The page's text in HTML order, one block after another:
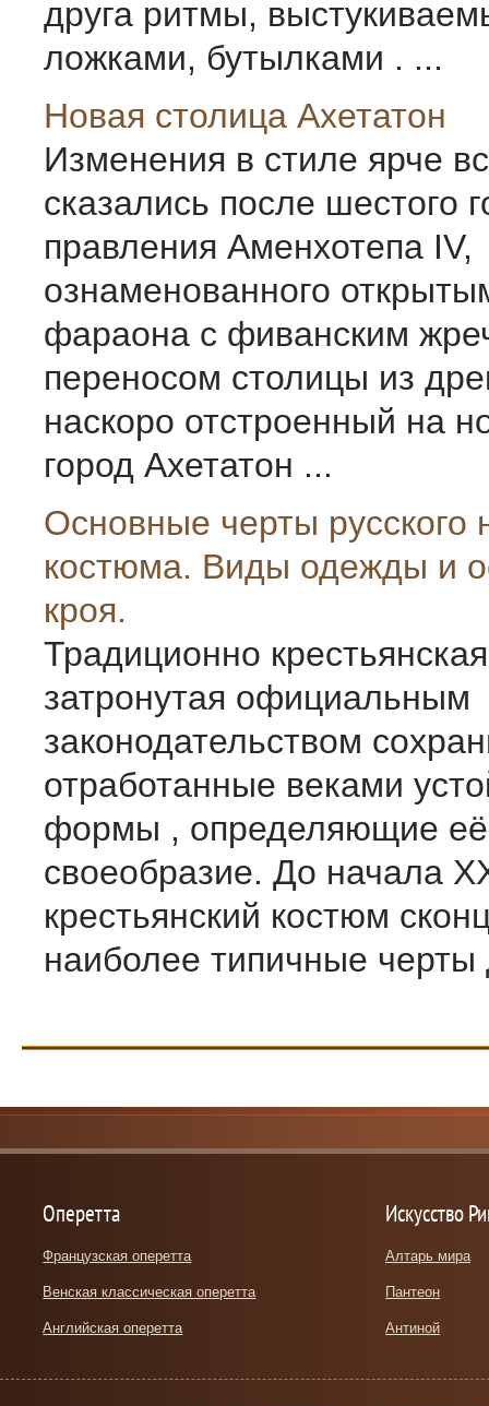
друга ритмы,
ложками, бутылками . ...
Новая столица Ахетатон
Изме­нения в стиле ярче
сказались после шестого
правления Амен­хотепа IV,
ознаменованного
фараона с фиванским
переносом столицы из
наскоро отстроенный на
город Ахетатон ...
Основные черты русского
костюма. Виды одежды и
кроя.
Традиционно
затронутая официальным
законодательством
отработанные веками
формы , определяющие её
своеобразие. До начала
крестьянский костюм
наиболее типичные черты
Оперетта
Французская оперетта
Венская классическая оперетта
Английская оперетта
Искусство
Алтарь мира
Пантеон
Антиной